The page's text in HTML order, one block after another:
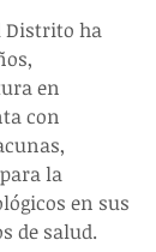
Distrito ha
en
con
la
en sus
de salud.